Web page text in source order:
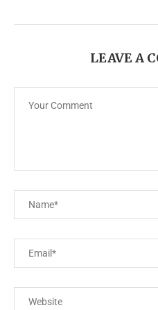
LEAVE A